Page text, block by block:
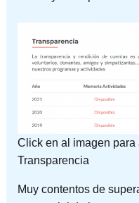
Click en al imagen
Transparencia
Muy contentos de